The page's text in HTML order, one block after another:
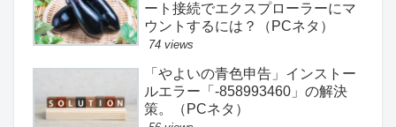
ート接続でエクスプローラーにマ
ウントするには？（PCネタ）
74 views
「やよいの青色申告」インストー
ルエラー「-858993460」の解決
策。（PCネタ）